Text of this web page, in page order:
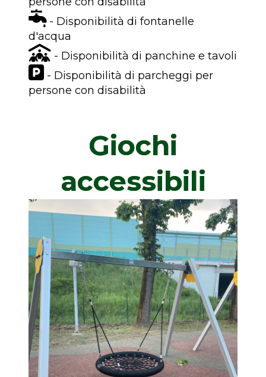
- Disponibilità di fontanelle
d'acqua
- Disponibilità di panchine e tavoli
- Disponibilità di parcheggi per
persone con disabilità
Giochi
accessibili